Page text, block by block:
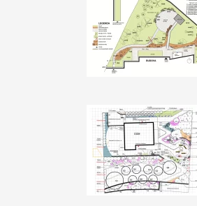
Zobrazit
Zobrazit